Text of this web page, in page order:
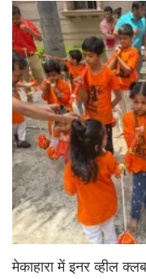
मेकाहारा में इनर व्हील